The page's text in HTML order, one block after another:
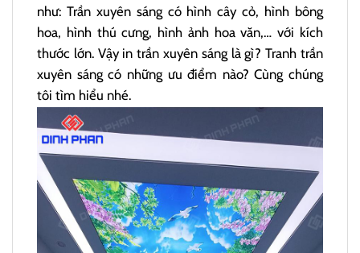
như: Trần xuyên sáng có hình cây cỏ, hình bông
hoa, hình thú cưng, hình ảnh hoa văn,… với kích
thước lớn. Vậy in trần xuyên sáng là gì? Tranh trần
xuyên sáng có những ưu điểm nào? Cùng chúng
tôi tìm hiểu nhé.